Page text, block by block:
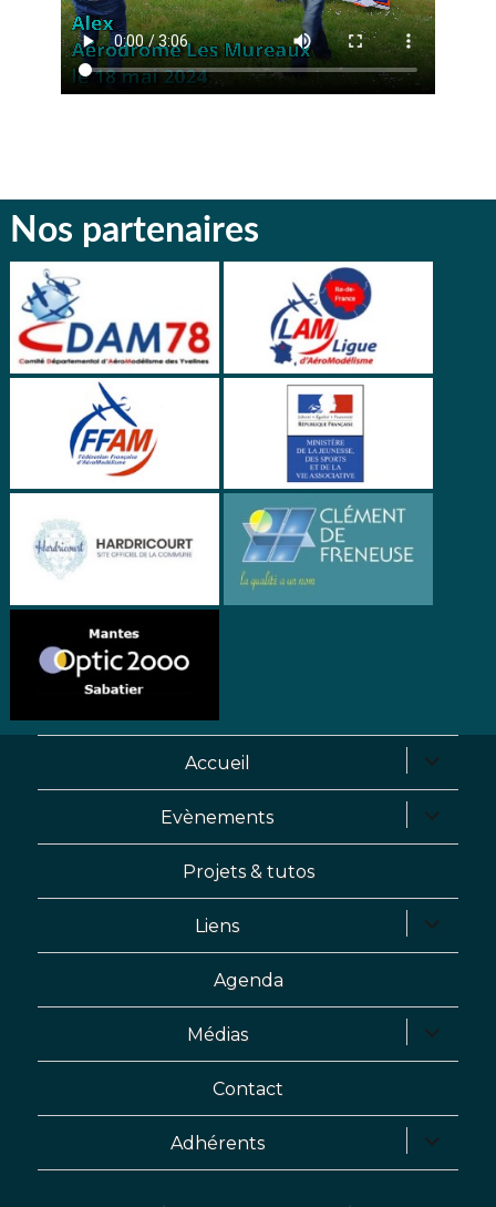
Nos partenaires
Accueil
Evènements
Projets & tutos
Liens
Agenda
Médias
Contact
Adhérents